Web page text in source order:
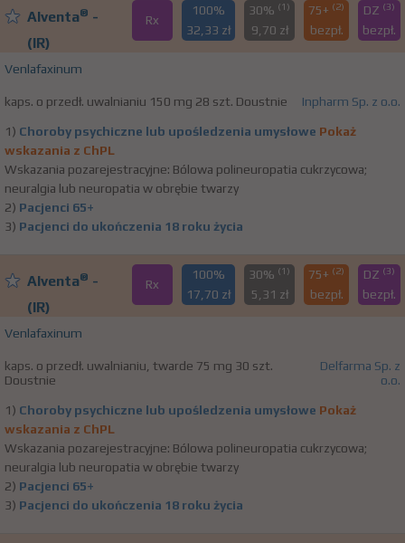
Alventa® -
(IR)
Rx
100%
32,33 zł
30% (1)
9,70 zł
75+ (2)
bezpł.
DZ (3)
bezpł.
Venlafaxinum
kaps. o przedł. uwalnianiu 150 mg 28 szt. Doustnie Inpharm Sp. z o.o.
1) Choroby psychiczne lub upośledzenia umysłowe Pokaż
wskazania z ChPL
Wskazania pozarejestracyjne: Bólowa polineuropatia cukrzycowa;
neuralgia lub neuropatia w obrębie twarzy
2) Pacjenci 65+
3) Pacjenci do ukończenia 18 roku życia
Alventa® -
(IR)
Rx
100%
17,70 zł
30% (1)
5,31 zł
75+ (2)
bezpł.
DZ (3)
bezpł.
Venlafaxinum
kaps. o przedł. uwalnianiu, twarde 75 mg 30 szt.
Doustnie
Delfarma Sp. z
o.o.
1) Choroby psychiczne lub upośledzenia umysłowe Pokaż
wskazania z ChPL
Wskazania pozarejestracyjne: Bólowa polineuropatia cukrzycowa;
neuralgia lub neuropatia w obrębie twarzy
2) Pacjenci 65+
3) Pacjenci do ukończenia 18 roku życia